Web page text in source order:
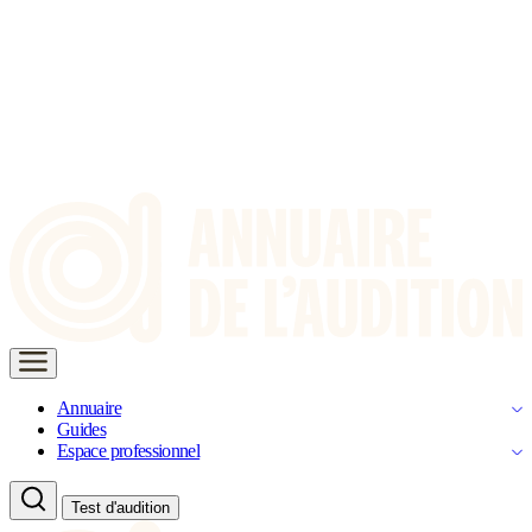
Annuaire
Guides
Espace professionnel
Test d'audition